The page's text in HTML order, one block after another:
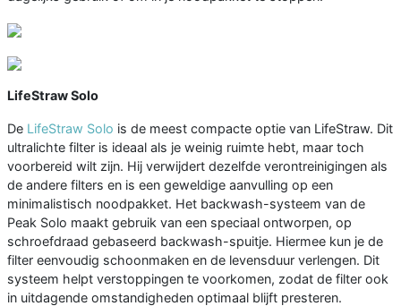
LifeStraw Solo
De LifeStraw Solo is de meest compacte optie van LifeStraw. Dit
ultralichte filter is ideaal als je weinig ruimte hebt, maar toch
voorbereid wilt zijn. Hij verwijdert dezelfde verontreinigingen als
de andere filters en is een geweldige aanvulling op een
minimalistisch noodpakket. Het backwash-systeem van de
Peak Solo maakt gebruik van een speciaal ontworpen, op
schroefdraad gebaseerd backwash-spuitje. Hiermee kun je de
filter eenvoudig schoonmaken en de levensduur verlengen. Dit
systeem helpt verstoppingen te voorkomen, zodat de filter ook
in uitdagende omstandigheden optimaal blijft presteren.